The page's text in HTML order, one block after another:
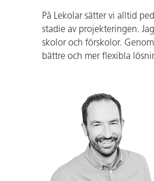
På Lekolar sätter vi alltid
stadie av projekteringen.
skolor och förskolor.
bättre och mer flexibla